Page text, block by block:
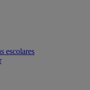
escolares